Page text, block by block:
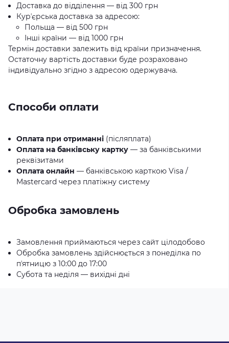
Доставка до відділення — від 300 грн
Курʼєрська доставка за адресою:
Польща — від 500 грн
Інші країни — від 1000 грн
Термін доставки залежить від країни призначення.
Остаточну вартість доставки буде розраховано
індивідуально згідно з адресою одержувача.
Способи оплати
Оплата при отриманні (післяплата)
Оплата на банківську картку — за банківськими
реквізитами
Оплата онлайн — банківською карткою Visa /
Mastercard через платіжну систему
Обробка замовлень
Замовлення приймаються через сайт цілодобово
Обробка замовлень здійснюється з понеділка по
пʼятницю з 10:00 до 17:00
Субота та неділя — вихідні дні